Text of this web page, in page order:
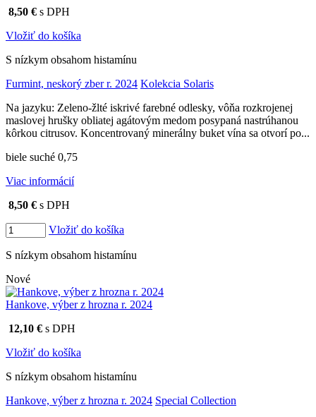
8,50 € s DPH
Vložiť do košíka
S nízkym obsahom histamínu
Furmint, neskorý zber r. 2024 Kolekcia Solaris
Na jazyku: Zeleno-žlté iskrivé farebné odlesky, vôňa rozkrojenej
maslovej hrušky obliatej agátovým medom posypaná nastrúhanou
kôrkou citrusov. Koncentrovaný minerálny buket vína sa otvorí po...
biele suché 0,75
Viac informácií
8,50 € s DPH
Vložiť do košíka
S nízkym obsahom histamínu
Nové
Hankove, výber z hrozna r. 2024
12,10 € s DPH
Vložiť do košíka
S nízkym obsahom histamínu
Hankove, výber z hrozna r. 2024 Special Collection